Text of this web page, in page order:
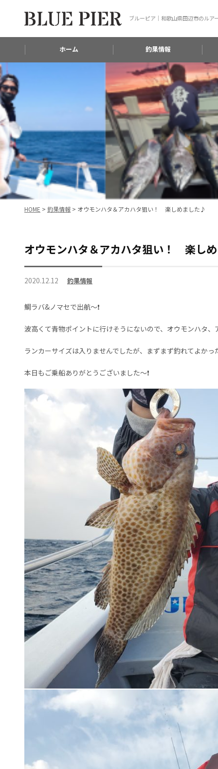
ブルーピア｜和歌山県田辺市のルア
ホーム 釣果情報
HOME > 釣果情報 > オウモンハタ＆アカハタ狙い！ 楽しめました♪
オウモンハタ＆アカハタ狙い！ 楽し
2020.12.12 釣果情報
鯛ラバ&ノマセで出航～❗
波高くて青物ポイントに行けそうにないので、オウモンハタ
ランカーサイズは入りませんでしたが、まずまず釣れてよかっ
本日もご乗船ありがとうございました～❗